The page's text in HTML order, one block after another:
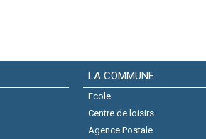
LA COMMUNE
Ecole
Centre de loisirs
Agence Postale